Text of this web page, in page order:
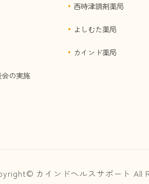
の実施
西時津調剤薬局
よしむた薬局
カインド薬局
カインドヘルスサポート All